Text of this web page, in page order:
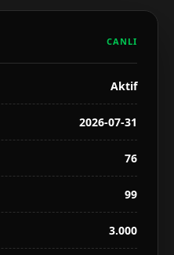
CANLI
Aktif
2026-07-31
76
99
3.000